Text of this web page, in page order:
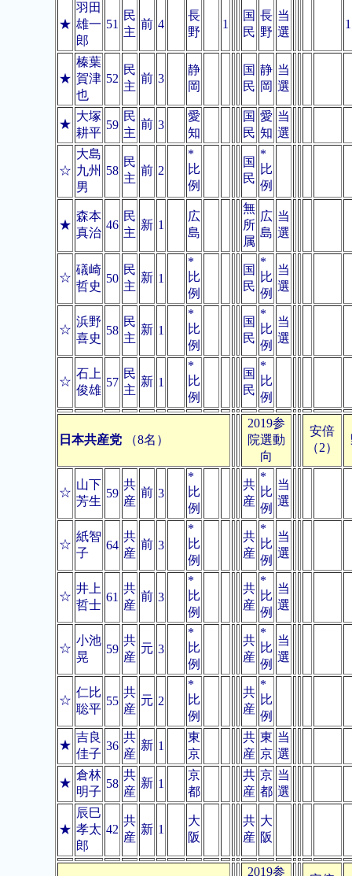
★
羽田
雄一
郎
51
民
主
前 4
長
野
1
国
民
長
野
当
選
1
★
榛葉
賀津
也
52
民
主
前 3
静
岡
国
民
静
岡
当
選
★
大塚
耕平
59
民
主
前 3
愛
知
国
民
愛
知
当
選
☆
大島
九州
男
58
民
主
前 2
*
比
例
国
民
*
比
例
★
森本
真治
46
民
主
新 1
広
島
無
所
属
広
島
当
選
☆
礒崎
哲史
50
民
主
新 1
*
比
例
国
民
*
比
例
当
選
☆
浜野
喜史
58
民
主
新 1
*
比
例
国
民
*
比
例
当
選
☆
石上
俊雄
57
民
主
新 1
*
比
例
国
民
*
比
例
日本共産党 （8名）
2019参
院選動
向
安倍
（2）
☆
山下
芳生
59
共
産
前 3
*
比
例
共
産
*
比
例
当
選
☆
紙智
子
64
共
産
前 3
*
比
例
共
産
*
比
例
当
選
☆
井上
哲士
61
共
産
前 3
*
比
例
共
産
*
比
例
当
選
☆
小池
晃
59
共
産
元 3
*
比
例
共
産
*
比
例
当
選
☆
仁比
聡平
55
共
産
元 2
*
比
例
共
産
*
比
例
★
吉良
佳子
36
共
産
新 1
東
京
共
産
東
京
当
選
★
倉林
明子
58
共
産
新 1
京
都
共
産
京
都
当
選
★
辰巳
孝太
郎
42
共
産
新 1
大
阪
共
産
大
阪
2019参